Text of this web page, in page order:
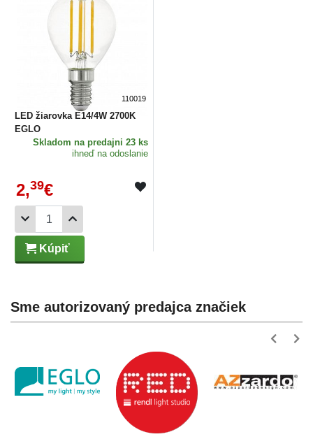
110019
LED žiarovka E14/4W 2700K
EGLO
Skladom na predajni 23 ks
ihneď na odoslanie
2,39€
Kúpiť
Sme autorizovaný predajca značiek